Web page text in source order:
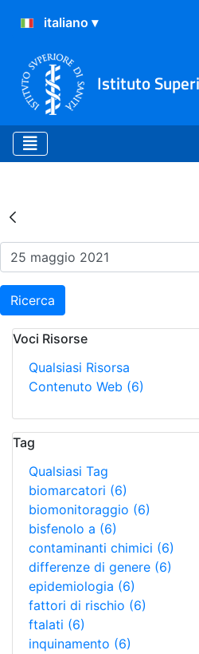
Istituto
Risultati della
Ricerca
Voci Risorse
Qualsiasi Risorsa
Contenuto Web (6)
Tag
Qualsiasi Tag
biomarcatori (6)
biomonitoraggio (6)
bisfenolo a (6)
contaminanti chimici (6)
differenze di genere (6)
epidemiologia (6)
fattori di rischio (6)
ftalati (6)
inquinamento (6)